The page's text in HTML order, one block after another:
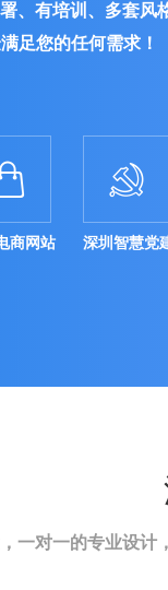
、有培训、多套风
足您的任何需求！
商网站

深圳智慧党
一对一的专业设计